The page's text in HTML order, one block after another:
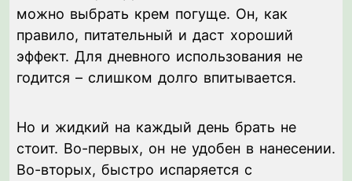
можно выбрать крем погуще. Он, как
правило, питательный и даст хороший
эффект. Для дневного использования не
годится – слишком долго впитывается.
Но и жидкий на каждый день брать не
стоит. Во-первых, он не удобен в нанесении.
Во-вторых, быстро испаряется с